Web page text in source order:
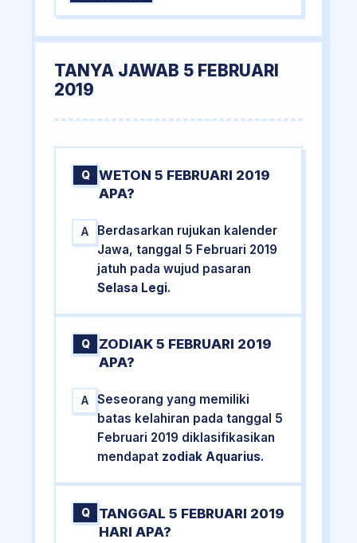
TANYA JAWAB 5 FEBRUARI
2019
Q
WETON 5 FEBRUARI 2019
APA?
A
Berdasarkan rujukan kalender
Jawa, tanggal 5 Februari 2019
jatuh pada wujud pasaran
Selasa Legi.
Q
ZODIAK 5 FEBRUARI 2019
APA?
A
Seseorang yang memiliki
batas kelahiran pada tanggal 5
Februari 2019 diklasifikasikan
mendapat zodiak Aquarius.
Q
TANGGAL 5 FEBRUARI 2019
HARI APA?